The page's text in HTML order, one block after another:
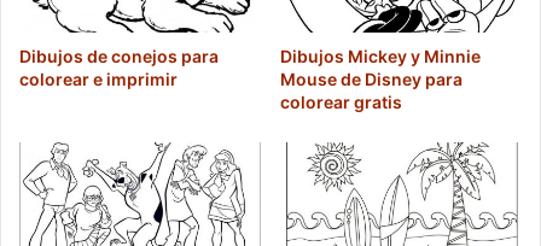
Dibujos de conejos para
colorear e imprimir
Dibujos Mickey y Minnie
Mouse de Disney para
colorear gratis